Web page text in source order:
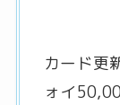
カード更
ォイ